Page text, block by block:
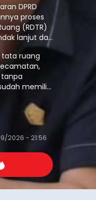
DPRD
proses
(RDTR)
lanjut dari
tata ruang
memiliki
2026 - 21:56